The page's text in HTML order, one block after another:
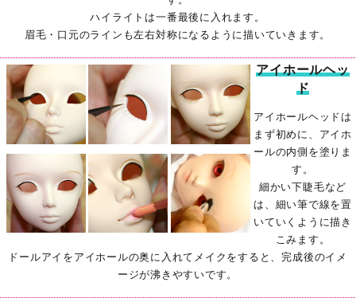
ハイライトは一番最後に入れます。
眉毛・口元のラインも左右対称になるように描いていきます。
アイホールヘッ
ド
アイホールヘッドは
まず初めに、アイホ
ールの内側を塗りま
す。
細かい下睫毛など
は、細い筆で線を置
いていくように描き
こみます。
ドールアイをアイホールの奥に入れてメイクをすると、完成後のイメ
ージが沸きやすいです。